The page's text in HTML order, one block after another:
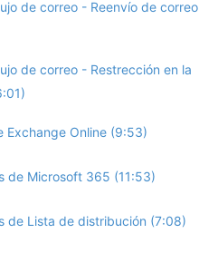
de correo - Reenvío de correo
de correo - Restrección en la
Exchange Online (9:53)
de Microsoft 365 (11:53)
de Lista de distribución (7:08)